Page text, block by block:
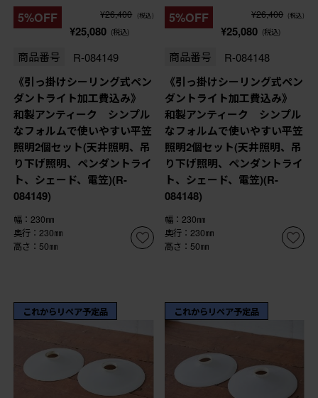
5%OFF ¥26,400 (税込)
¥25,080 (税込)
商品番号 R-084149
《引っ掛けシーリング式ペン
ダントライト加工費込み》
和製アンティーク シンプル
なフォルムで使いやすい平笠
照明2個セット(天井照明、吊
り下げ照明、ペンダントライ
ト、シェード、電笠)(R-
084149)
幅：230㎜
奥行：230㎜
高さ：50㎜
5%OFF ¥26,400 (税込)
¥25,080 (税込)
商品番号 R-084148
《引っ掛けシーリング式ペン
ダントライト加工費込み》
和製アンティーク シンプル
なフォルムで使いやすい平笠
照明2個セット(天井照明、吊
り下げ照明、ペンダントライ
ト、シェード、電笠)(R-
084148)
幅：230㎜
奥行：230㎜
高さ：50㎜
これからリペア予定品 これからリペア予定品